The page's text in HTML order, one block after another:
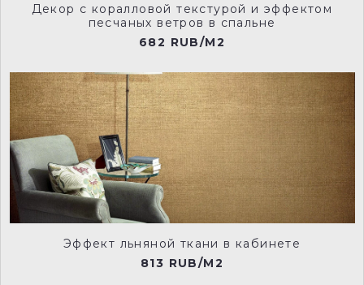
227-scree-man 228-lamp-black-manu
230-ceviche-manu
Декор с коралловой текстурой и эффектом
песчаных ветров в спальне
682 RUB/M2
Эффект льняной ткани в кабинете
813 RUB/M2